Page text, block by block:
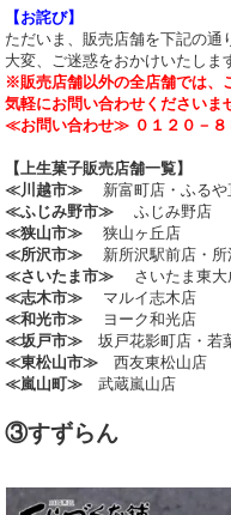
【お詫び】
ただいま、販売店舗を下記の通
大変、ご迷惑をおかけいたしま
※販売店舗以外の全店舗では、
気軽にお問い合わせくださいま
≪お問い合わせ≫ ０１２０－８
【上生菓子販売店舗一覧】
≪川越市≫ 新富町店・ふるや
≪ふじみ野市≫ ふじみ野店
≪狭山市≫ 狭山ヶ丘店
≪所沢市≫ 新所沢駅前店・所
≪さいたま市≫ さいたま東大
≪志木市≫ マルイ志木店
≪和光市≫ ヨーク和光店
≪坂戸市≫ 坂戸花影町店・若
≪東松山市≫ 西友東松山店
≪嵐山町≫ 武蔵嵐山店
③すずらん